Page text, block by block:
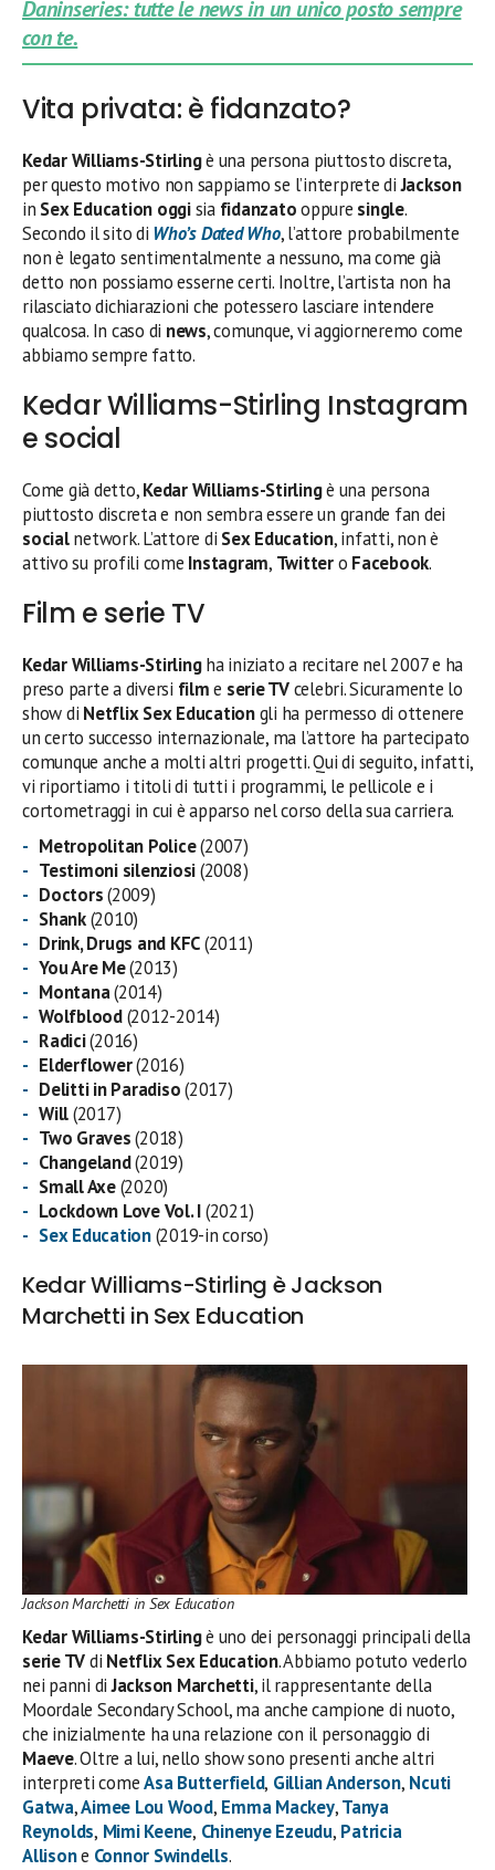
Daninseries: tutte le news in un unico posto sempre
con te.
Vita privata: è fidanzato?
Kedar Williams-Stirlingè una persona piuttosto discreta,
per questo motivo non sappiamo se l’interprete diJackson
in Sex Education oggisia fidanzatooppure single.
Secondo il sito di Who’s Dated Who, l’attore probabilmente
non è legato sentimentalmente a nessuno, ma come già
detto non possiamo esserne certi. Inoltre, l’artista non ha
rilasciato dichiarazioni che potessero lasciare intendere
qualcosa. In caso di news, comunque, vi aggiorneremo come
abbiamo sempre fatto.
Kedar Williams-Stirling Instagram
e social
Come già detto,Kedar Williams-Stirlingè una persona
piuttosto discreta e non sembra essere un grande fan dei
socialnetwork. L’attore di Sex Education, infatti, non è
attivo su profili come Instagram, Twittero Facebook.
Film e serie TV
Kedar Williams-Stirlingha iniziato a recitare nel 2007 e ha
preso parte a diversi filme serie TVcelebri. Sicuramente lo
show di Netflix Sex Educationgli ha permesso di ottenere
un certo successo internazionale, ma l’attore ha partecipato
comunque anche a molti altri progetti. Qui di seguito, infatti,
vi riportiamo i titoli di tutti i programmi, le pellicole e i
cortometraggi in cui è apparso nel corso della sua carriera.
Metropolitan Police(2007)
Testimoni silenziosi(2008)
Doctors(2009)
Shank(2010)
Drink, Drugs and KFC(2011)
You Are Me(2013)
Montana(2014)
Wolfblood(2012-2014)
Radici(2016)
Elderflower(2016)
Delitti in Paradiso(2017)
Will(2017)
Two Graves(2018)
Changeland(2019)
Small Axe(2020)
Lockdown Love Vol. I(2021)
Sex Education(2019-in corso)
Kedar Williams-Stirling è Jackson
Marchetti in Sex Education
Jackson Marchetti in Sex Education
Kedar Williams-Stirlingè uno dei personaggi principali della
serie TVdi Netflix Sex Education. Abbiamo potuto vederlo
nei panni diJackson Marchetti, il rappresentante della
Moordale Secondary School, ma anche campione di nuoto,
che inizialmente ha una relazione con il personaggio di
Maeve. Oltre a lui, nello show sono presenti anche altri
interpreti comeAsa Butterfield, Gillian Anderson, Ncuti
Gatwa,Aimee Lou Wood, Emma Mackey,Tanya
Reynolds, Mimi Keene, Chinenye Ezeudu, Patricia
Allisone Connor Swindells.